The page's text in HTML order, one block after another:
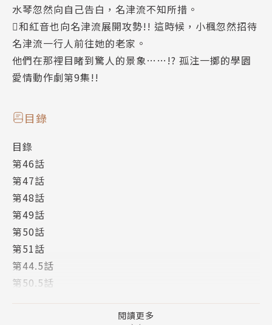
水琴忽然向自己告白，名津流不知所措。
和紅音也向名津流展開攻勢!! 這時候，小楓忽然招待
名津流一行人前往她的老家。
他們在那裡目睹到驚人的景象……!? 孤注一擲的學園
愛情動作劇第9集!!
目錄
目錄
第46話
第47話
第48話
第49話
第50話
第51話
第44.5話
第50.5話
閱讀更多